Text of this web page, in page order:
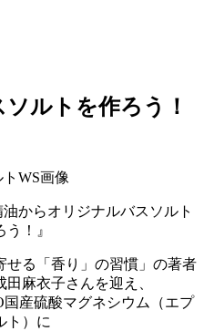
ルトを作ろう！
からオリジナルバスソルト
う！』
せる「香り」の習慣」の著者
麻衣子さんを迎え、
産硫酸マグネシウム（エプ
ト）に